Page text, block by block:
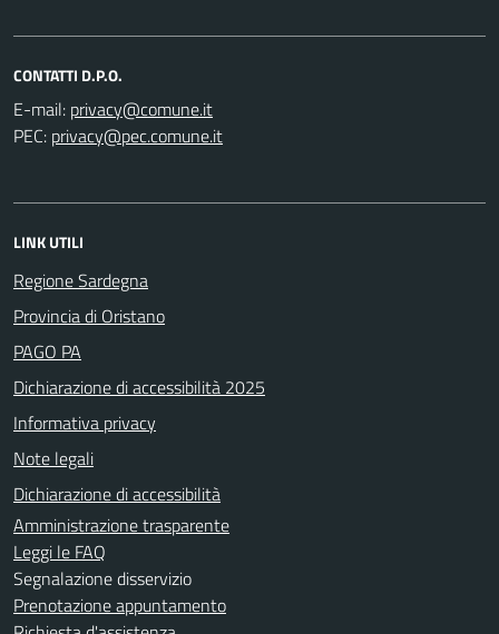
CONTATTI D.P.O.
E-mail:
PEC:
LINK UTILI
Regione Sardegna
Provincia di Oristano
PAGO PA
Dichiarazione di accessibilità 2025
Informativa privacy
Note legali
Dichiarazione di accessibilità
Amministrazione trasparente
Leggi le FAQ
Segnalazione disservizio
Prenotazione appuntamento